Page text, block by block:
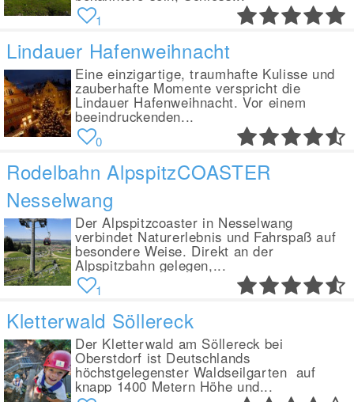
1
Lindauer Hafenweihnacht
Eine einzigartige, traumhafte Kulisse und
zauberhafte Momente verspricht die
Lindauer Hafenweihnacht. Vor einem
beeindruckenden...
0
Rodelbahn AlpspitzCOASTER
Nesselwang
Der Alpspitzcoaster in Nesselwang
verbindet Naturerlebnis und Fahrspaß auf
besondere Weise. Direkt an der
Alpspitzbahn gelegen,...
1
Kletterwald Söllereck
Der Kletterwald am Söllereck bei
Oberstdorf ist Deutschlands
höchstgelegenster Waldseilgarten auf
knapp 1400 Metern Höhe und...